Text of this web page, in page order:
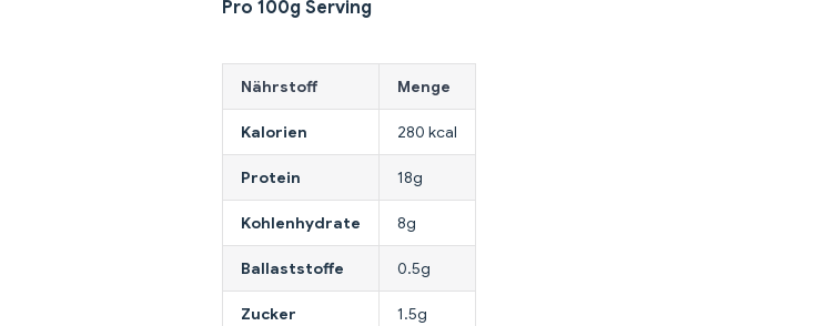
Pro 100g Serving
Nährstoff Menge
Kalorien 280 kcal
Protein 18g
Kohlenhydrate 8g
Ballaststoffe 0.5g
Zucker 1.5g